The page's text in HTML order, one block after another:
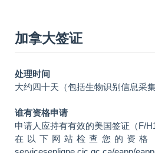
加拿大签证
处理时间
大约四十天（包括生物识别信息采集
谁有资格申请
申请人应持有有效的美国签证（F/
在以下网站检查您的资格：